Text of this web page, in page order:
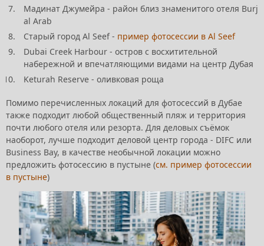
Мадинат Джумейра - район близ знаменитого отеля Burj
al Arab
Старый город Al Seef - пример фотосессии в Al Seef
Dubai Creek Harbour - остров с восхитительной
набережной и впечатляющими видами на центр Дубая
Keturah Reserve - оливковая роща
Помимо перечисленных локаций для фотосессий в Дубае
также подходит любой общественный пляж и территория
почти любого отеля или резорта. Для деловых съёмок
наоборот, лучше подходит деловой центр города - DIFC или
Business Bay, в качестве необычной локации можно
предложить фотосессию в пустыне (см. пример фотосессии
в пустыне)